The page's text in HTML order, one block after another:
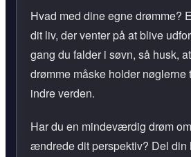
Hvad med dine egne drømme?
dit liv, der venter på at blive
gang du falder i søvn, så husk,
drømme måske holder nøglerne
indre verden.
Har du en mindeværdig drøm
ændrede dit perspektiv? Del din